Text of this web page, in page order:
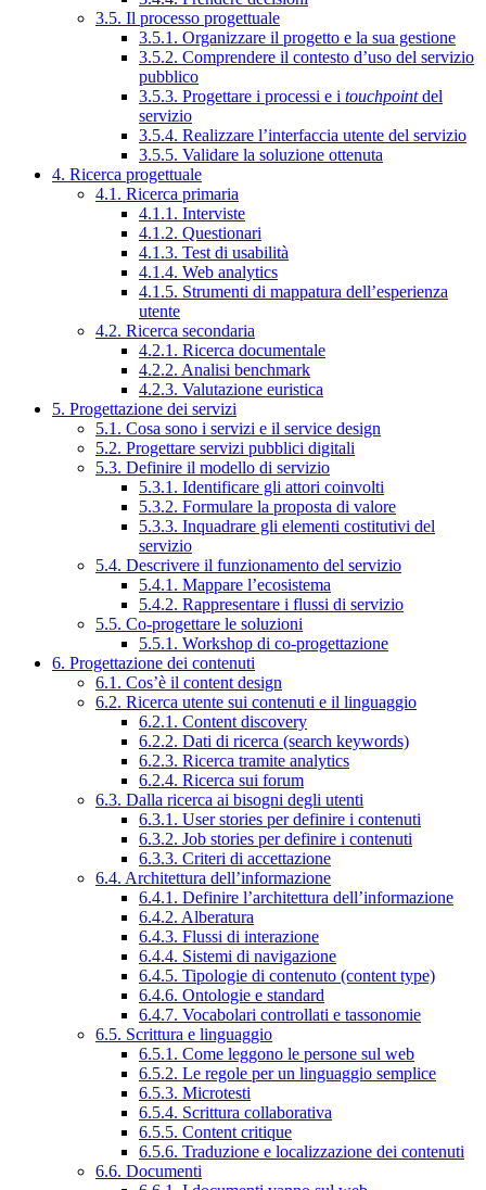
3.5. Il processo progettuale
3.5.1. Organizzare il progetto e la sua gestione
3.5.2. Comprendere il contesto d’uso del servizio
pubblico
3.5.3. Progettare i processi e i touchpointdel
servizio
3.5.4. Realizzare l’interfaccia utente del servizio
3.5.5. Validare la soluzione ottenuta
4. Ricerca progettuale
4.1. Ricerca primaria
4.1.1. Interviste
4.1.2. Questionari
4.1.3. Test di usabilità
4.1.4. Web analytics
4.1.5. Strumenti di mappatura dell’esperienza
utente
4.2. Ricerca secondaria
4.2.1. Ricerca documentale
4.2.2. Analisi benchmark
4.2.3. Valutazione euristica
5. Progettazione dei servizi
5.1. Cosa sono i servizi e il service design
5.2. Progettare servizi pubblici digitali
5.3. Definire il modello di servizio
5.3.1. Identificare gli attori coinvolti
5.3.2. Formulare la proposta di valore
5.3.3. Inquadrare gli elementi costitutivi del
servizio
5.4. Descrivere il funzionamento del servizio
5.4.1. Mappare l’ecosistema
5.4.2. Rappresentare i flussi di servizio
5.5. Co-progettare le soluzioni
5.5.1. Workshop di co-progettazione
6. Progettazione dei contenuti
6.1. Cos’è il content design
6.2. Ricerca utente sui contenuti e il linguaggio
6.2.1. Content discovery
6.2.2. Dati di ricerca (search keywords)
6.2.3. Ricerca tramite analytics
6.2.4. Ricerca sui forum
6.3. Dalla ricerca ai bisogni degli utenti
6.3.1. User stories per definire i contenuti
6.3.2. Job stories per definire i contenuti
6.3.3. Criteri di accettazione
6.4. Architettura dell’informazione
6.4.1. Definire l’architettura dell’informazione
6.4.2. Alberatura
6.4.3. Flussi di interazione
6.4.4. Sistemi di navigazione
6.4.5. Tipologie di contenuto (content type)
6.4.6. Ontologie e standard
6.4.7. Vocabolari controllati e tassonomie
6.5. Scrittura e linguaggio
6.5.1. Come leggono le persone sul web
6.5.2. Le regole per un linguaggio semplice
6.5.3. Microtesti
6.5.4. Scrittura collaborativa
6.5.5. Content critique
6.5.6. Traduzione e localizzazione dei contenuti
6.6. Documenti